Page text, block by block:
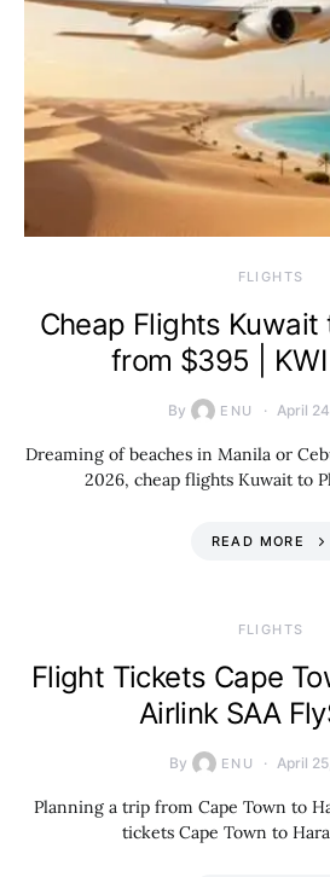
​FLIGHTS
Cheap Flights Kuwait
from $395 |
By ENU April
Dreaming of beaches in Manila or
2026, cheap flights Kuwait to
READ MORE
​FLIGHTS
Flight Tickets Cape
Airlink SAA
By ENU April
Planning a trip from Cape Town to
tickets Cape Town to